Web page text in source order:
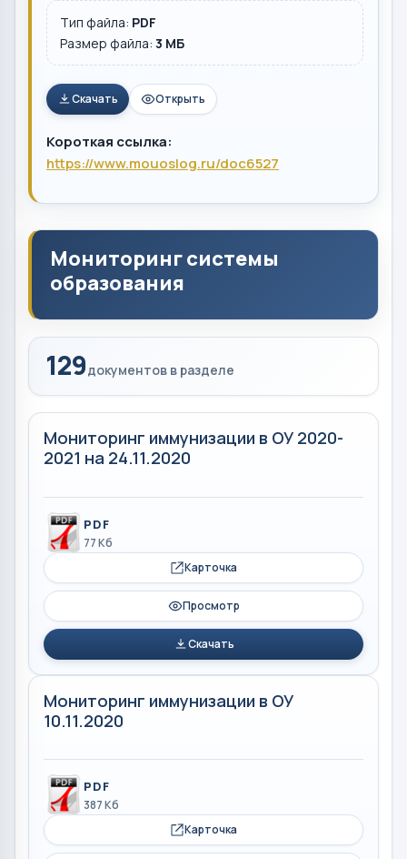
Тип файла: PDF
Размер файла: 3 MБ
Скачать Открыть
Короткая ссылка:
https://www.mouoslog.ru/doc6527
Мониторинг системы
образования
129документов в разделе
Мониторинг иммунизации в ОУ 2020-
2021 на 24.11.2020
PDF
77 Кб
Карточка
Просмотр
Скачать
Мониторинг иммунизации в ОУ
10.11.2020
PDF
387 Кб
Карточка